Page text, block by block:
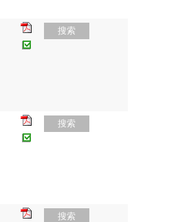
搜索
搜索
搜索